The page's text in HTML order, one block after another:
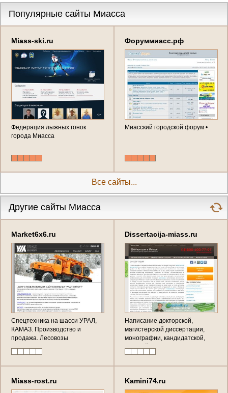
Популярные сайты Миасса
Miass-ski.ru
Федерация лыжных гонок
города Миасса
Форуммиасс.рф
Миасский городской форум •
Все сайты...
Другие сайты Миасса
Market6x6.ru
Спецтехника на шасси УРАЛ,
КАМАЗ. Производство и
продажа. Лесовозы
Dissertacija-miass.ru
Написание докторской,
магистерской диссертации,
монографии, кандидатской,
научной статьи в Миассе
Miass-rost.ru Kamini74.ru